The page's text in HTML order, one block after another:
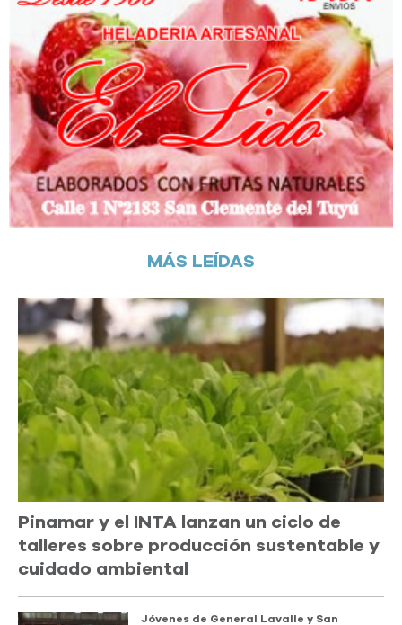
MÁS LEÍDAS
Pinamar y el INTA lanzan un ciclo de
talleres sobre producción sustentable y
cuidado ambiental
Jóvenes de General Lavalle y San